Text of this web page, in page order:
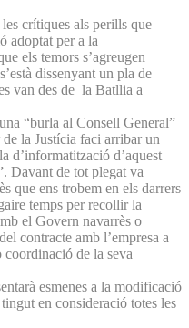
crítiques als perills que
adoptat per a la
els temors s’agreugen
dissenyant un pla de
van des de la Batllia a
“burla al Consell General”
la Justícia faci arribar un
d’informatització d’aquest
Davant de tot plegat va
que ens trobem en els darrers
temps per recollir la
el Govern navarrès o
contracte amb l’empresa a
coordinació de la seva
esmenes a la modificació
en consideració totes les